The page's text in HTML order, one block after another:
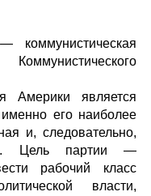
Америки является
его наиболее
и, следовательно,
Цель партии —
рабочий класс
власти,